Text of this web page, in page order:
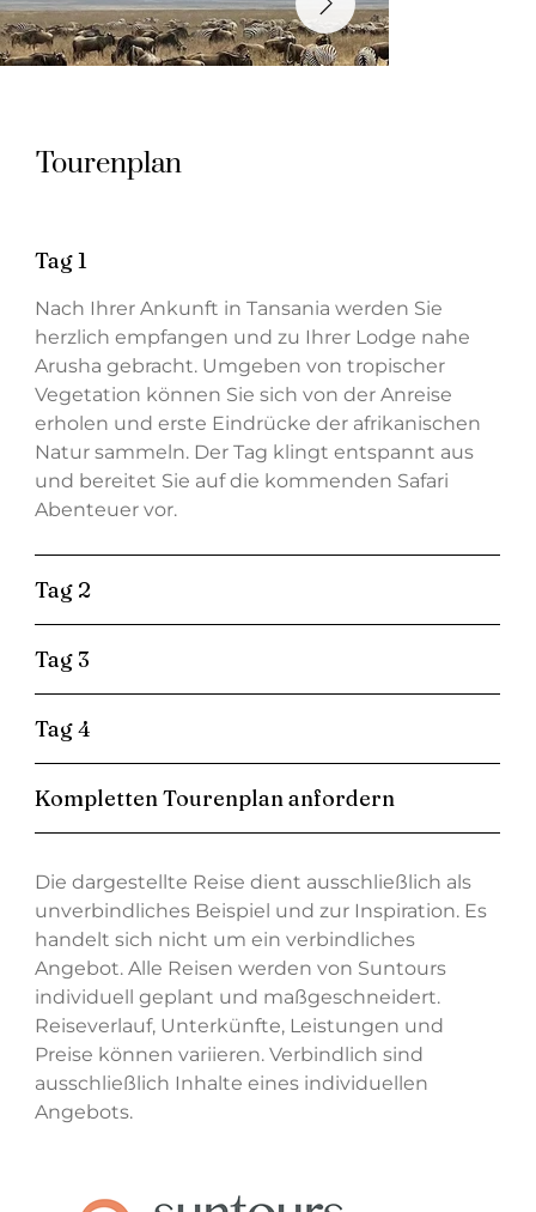
Die dargestellte Reise dient ausschließlich als
unverbindliches Beispiel und zur Inspiration. Es
handelt sich nicht um ein verbindliches
Angebot. Alle Reisen werden von Suntours
individuell geplant und maßgeschneidert.
Reiseverlauf, Unterkünfte, Leistungen und
Preise können variieren. Verbindlich sind
ausschließlich Inhalte eines individuellen
Angebots.
Tourenplan
Tag 1
Nach Ihrer Ankunft in Tansania werden Sie
herzlich empfangen und zu Ihrer Lodge nahe
Arusha gebracht. Umgeben von tropischer
Vegetation können Sie sich von der Anreise
erholen und erste Eindrücke der afrikanischen
Natur sammeln. Der Tag klingt entspannt aus
und bereitet Sie auf die kommenden Safari
Abenteuer vor.
Tag 2
Tag 3
Tag 4
Kompletten Tourenplan anfordern